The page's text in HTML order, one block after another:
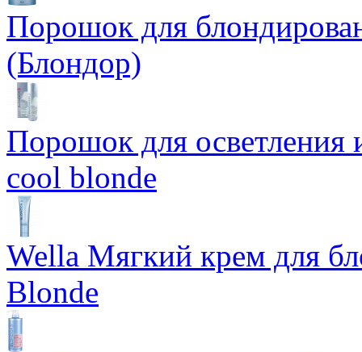
Порошок для
(Блондор)
Порошок для осветления
cool blonde
Wella Мягкий крем для
Blonde